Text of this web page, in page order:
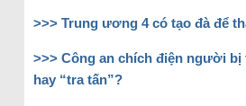
>>> Trung ương 4 có tạo đà để
>>> Công an chích điện người
hay “tra tấn”?